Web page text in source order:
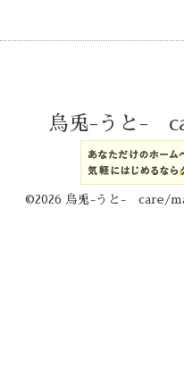
烏兎-うと-
©2026 烏兎-うと- care/